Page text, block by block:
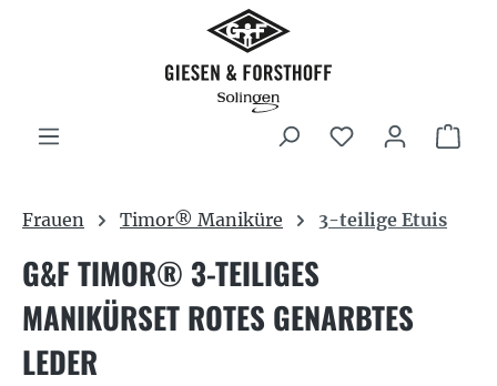
Zum Hauptinhalt springen
Frauen Timor® Maniküre 3-teilige Etuis
G&F TIMOR® 3-TEILIGES
MANIKÜRSET ROTES GENARBTES
LEDER